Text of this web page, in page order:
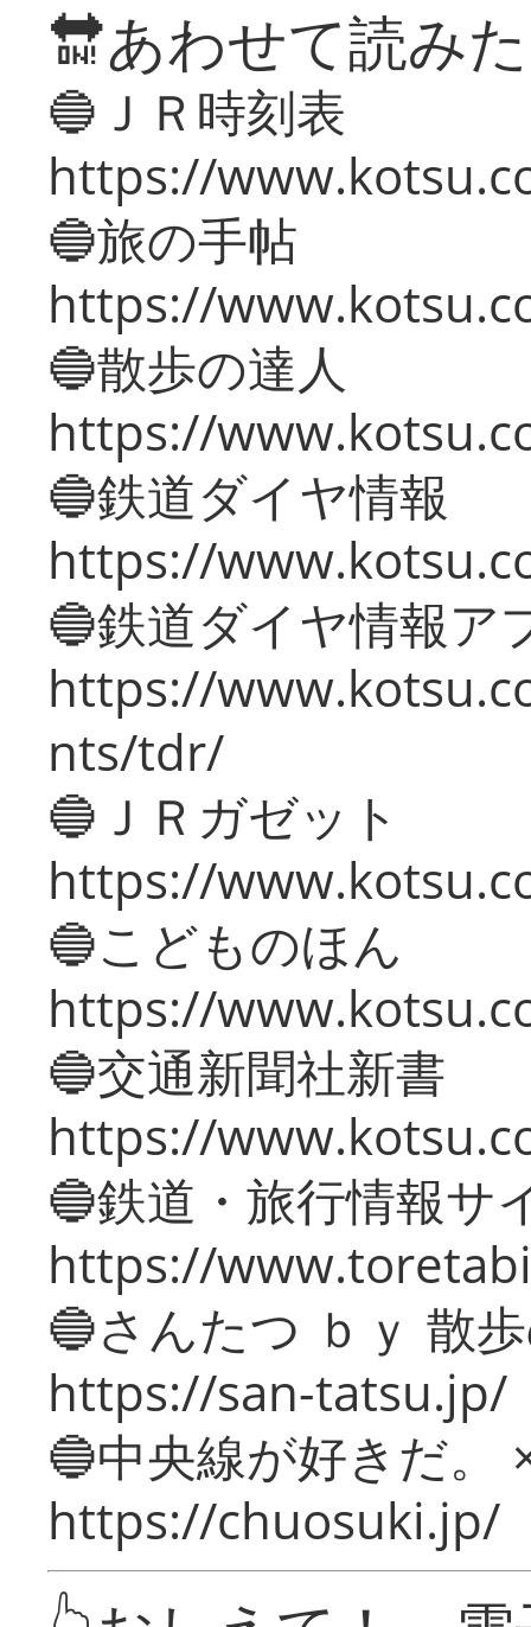
🔛あわせて読み
🔵ＪＲ時刻表
https://
🔵旅の手帖
https://
🔵散歩の達人
https://
🔵鉄道ダイヤ情報
https://
🔵鉄道ダイヤ情報ア
https://
nts/tdr/
🔵ＪＲガゼット
https://
🔵こどものほん
https://
🔵交通新聞社新書
https://
🔵鉄道・旅行情報サ
https://
🔵さんたつ ｂｙ 散
https://san-tatsu.jp/
🔵中央線が好きだ。
https://chuosuki.jp/